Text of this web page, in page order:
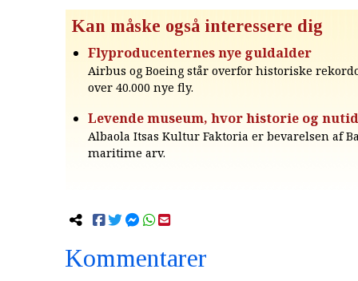
Kan måske også interessere dig
Flyproducenternes nye guldalder
Airbus og Boeing står overfor historiske
over 40.000 nye fly.
Levende museum, hvor historie og
Albaola Itsas Kultur Faktoria er bevarelsen af
maritime arv.
Kommentarer